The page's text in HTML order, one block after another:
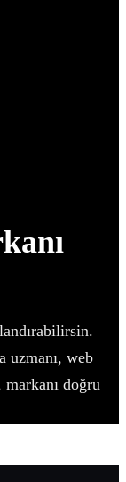
uzmanı, web
markanı doğru